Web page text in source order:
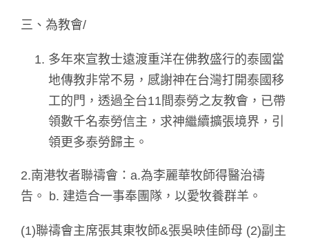
三、為教會/
多年來宣教士遠渡重洋在佛教盛行的泰國當
地傳教非常不易，感謝神在台灣打開泰國移
工的門，透過全台11間泰勞之友教會，已帶
領數千名泰勞信主，求神繼續擴張境界，引
領更多泰勞歸主。
2.南港牧者聯禱會：a.為李麗華牧師得醫治禱
告。 b. 建造合一事奉團隊，以愛牧養群羊。
(1)聯禱會主席張其東牧師&張吳映佳師母 (2)副主